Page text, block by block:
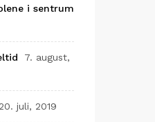
i sentrum
7. august,
20. juli, 2019